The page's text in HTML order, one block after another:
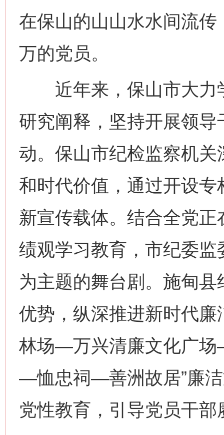
在保山的山山水水间流
万的党员。
近年来，保山市大力
研究阐释，坚持开展领
动。保山市纪检监察机
和时代价值，通过开设
新宣传载体。结合全党
绩观学习教育，市纪委
为主题的舞台剧。施甸
优势，纵深推进新时代廉
林场—万兴清廉文化广
—恤忠祠—善洲故居”廉
党性教育，引导党员干